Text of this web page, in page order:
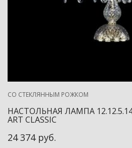
СО СТЕКЛЯННЫМ РОЖКОМ
НАСТОЛЬНАЯ ЛАМПА
ART CLASSIC
24 374 руб.